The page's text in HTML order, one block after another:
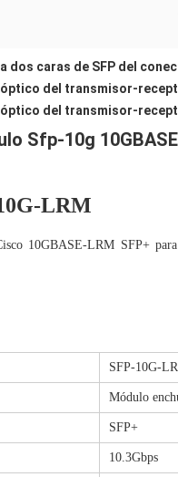
dos caras de SFP del
óptico del transmisor-
del transmisor-
Sfp-10g
LRM
10GBASE-LRM SFP+
SFP-10G-
Módulo
SFP+
10.3Gbps